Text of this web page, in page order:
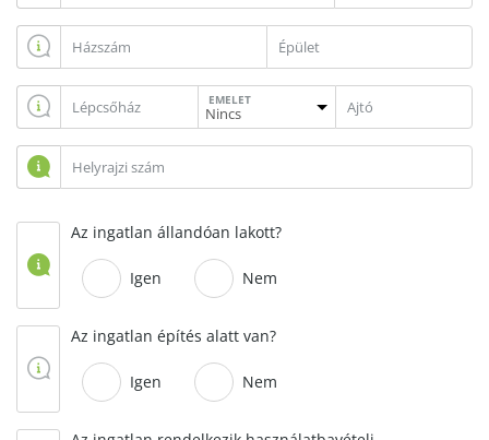
EMELET
Az ingatlan állandóan lakott?
Igen Nem
Az ingatlan építés alatt van?
Igen Nem